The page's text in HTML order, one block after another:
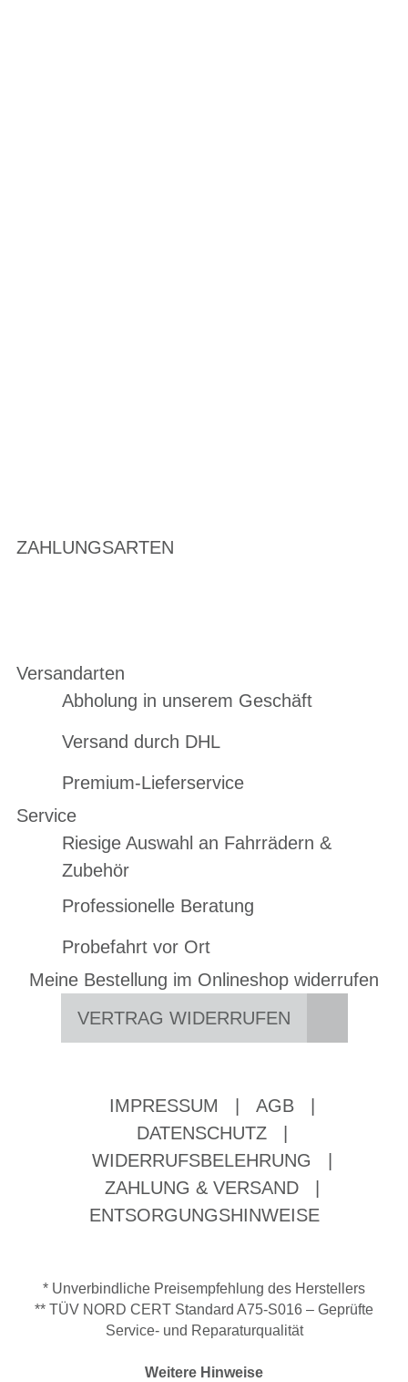
ZAHLUNGSARTEN
Versandarten
Abholung in unserem Geschäft
Versand durch DHL
Premium-Lieferservice
Service
Riesige Auswahl an Fahrrädern &
Zubehör
Professionelle Beratung
Probefahrt vor Ort
Meine Bestellung im Onlineshop widerrufen
VERTRAG WIDERRUFEN
IMPRESSUM AGB
DATENSCHUTZ
WIDERRUFSBELEHRUNG
ZAHLUNG & VERSAND
ENTSORGUNGSHINWEISE
* Unverbindliche Preisempfehlung des Herstellers
** TÜV NORD CERT Standard A75-S016 – Geprüfte
Service- und Reparaturqualität
Weitere Hinweise